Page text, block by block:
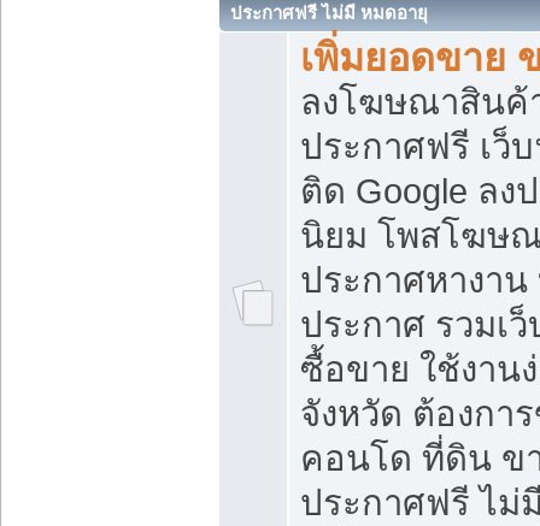
ประกาศฟรี ไม่มี หมดอายุ
เพิ่มยอดขาย
ลงโฆษณาสิน
ประกาศฟรี เว็
ติด Google ลง
นิยม โพสโฆษ
ประกาศหางาน
ประกาศ รวมเ
ซื้อขาย ใช้งาน
จังหวัด ต้องกา
คอนโด ที่ดิน ข
ประกาศฟรี ไม่